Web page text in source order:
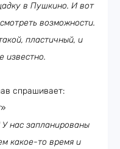
в Пушкино. И вот
возможности.
пластичный, и
известно.
спрашивает:
У нас запланированы
какое-то время и